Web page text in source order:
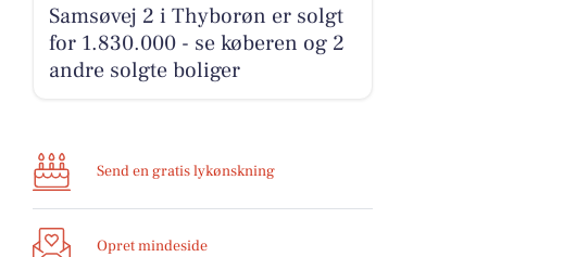
Samsøvej 2 i Thyborøn er solgt
for 1.830.000 - se køberen og 2
andre solgte boliger
Send en gratis lykønskning
Opret mindeside